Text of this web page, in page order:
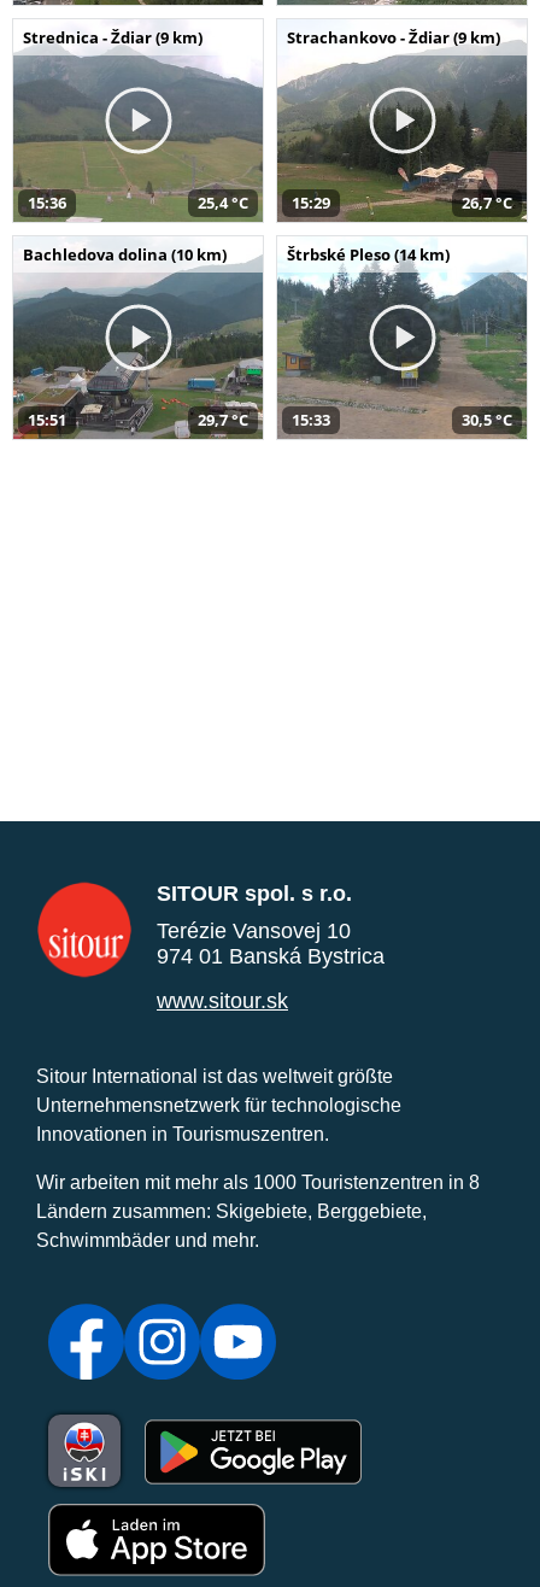
Strednica - Ždiar (9 km)
15:36 25,4 °C
Strachankovo - Ždiar (9 km)
15:29 26,7 °C
Bachledova dolina (10 km)
15:51 29,7 °C
Štrbské Pleso (14 km)
15:33 30,5 °C
SITOUR spol. s r.o.
Terézie Vansovej 10
974 01 Banská Bystrica
www.sitour.sk
Sitour International ist das weltweit größte
Unternehmensnetzwerk für technologische
Innovationen in Tourismuszentren.
Wir arbeiten mit mehr als 1000 Touristenzentren in 8
Ländern zusammen: Skigebiete, Berggebiete,
Schwimmbäder und mehr.